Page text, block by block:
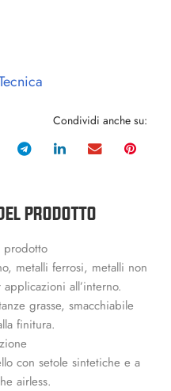
Condividi anche su:
PRODOTTO
prodotto
metalli ferrosi, metalli non
all’interno.
grasse, smacchiabile
finitura.
con setole sintetiche e a
airless.